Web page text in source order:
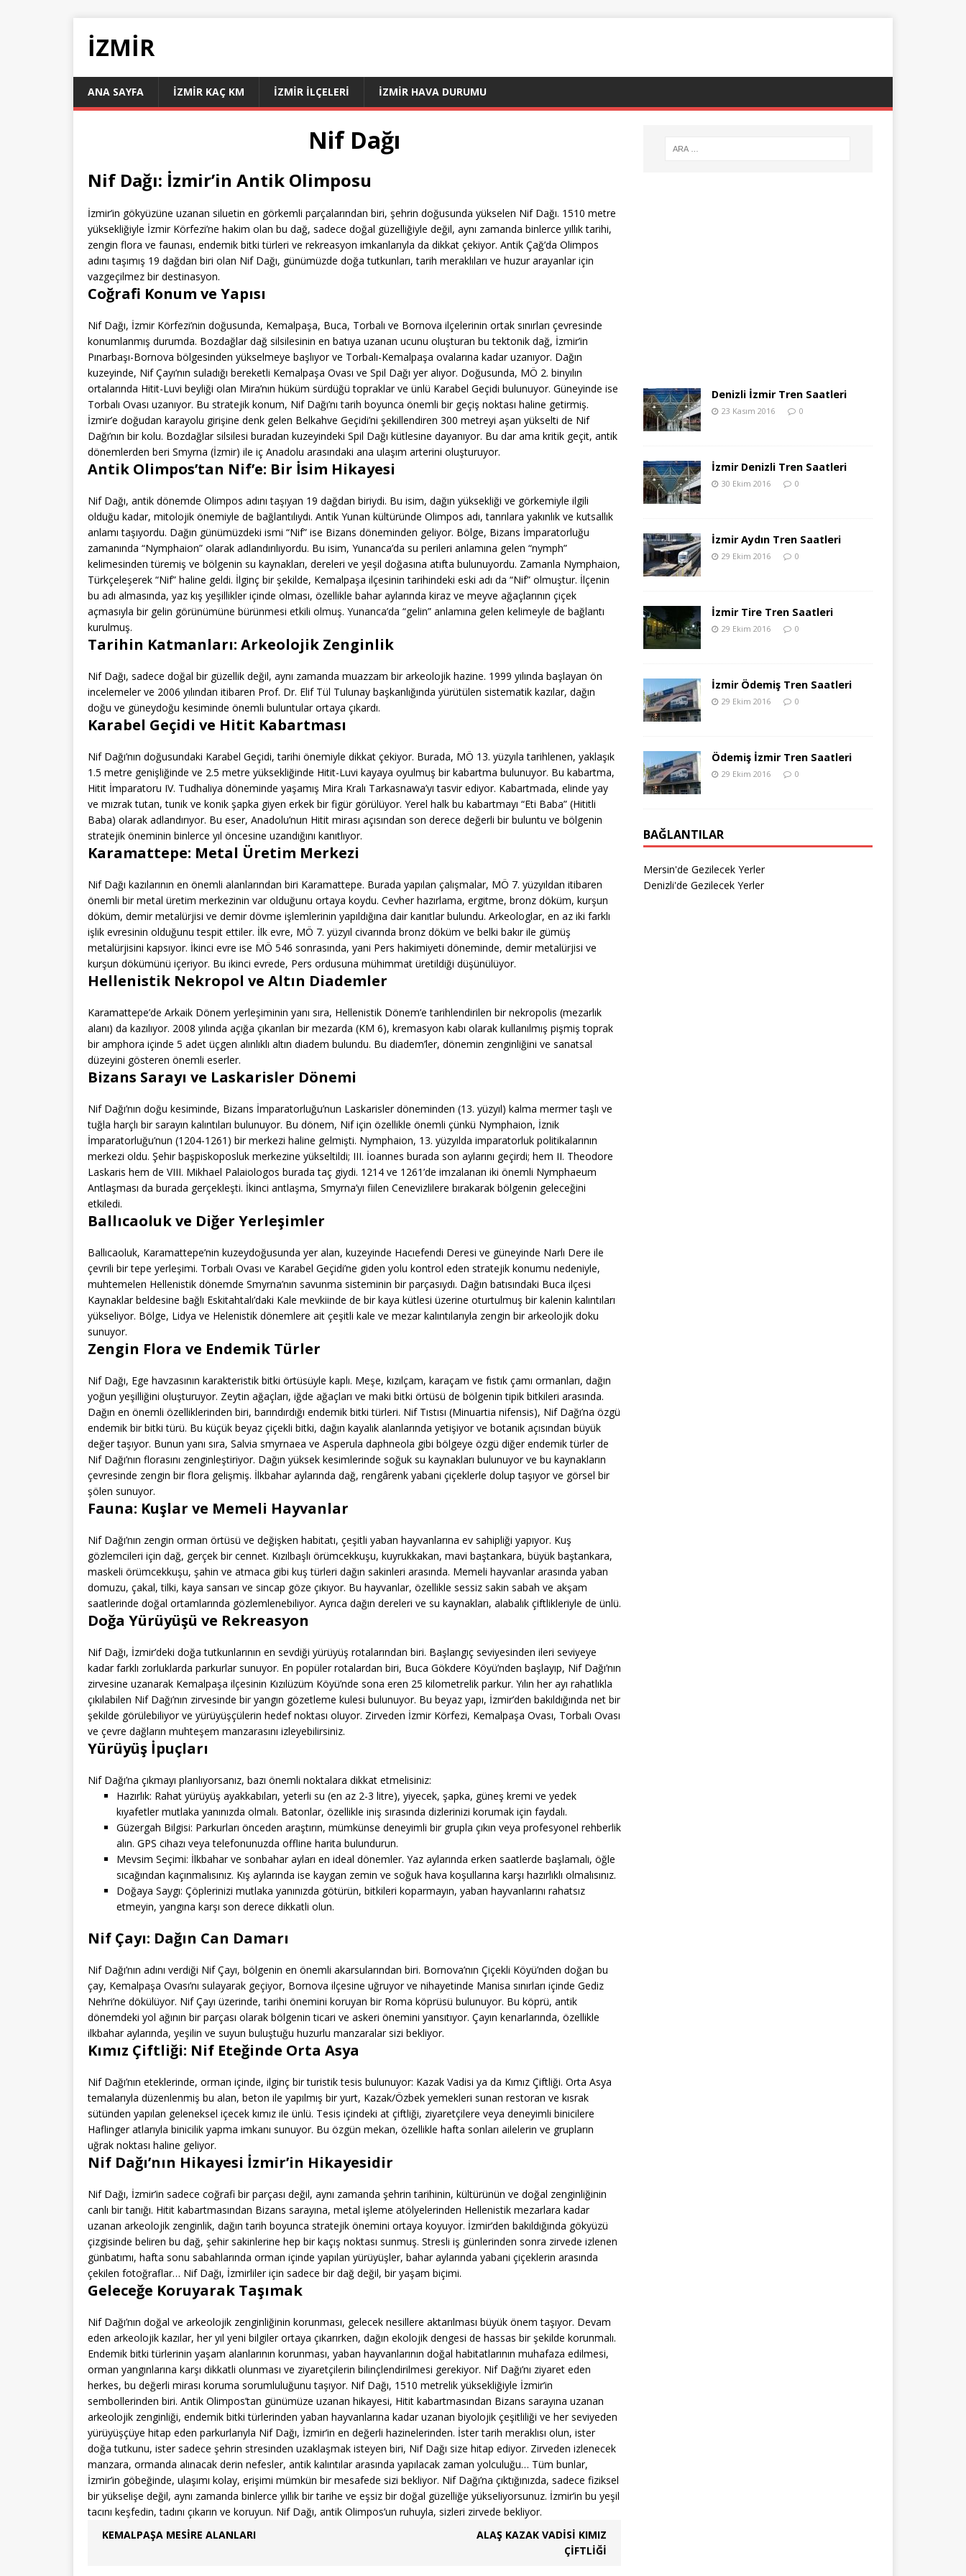
İZMIR
ANA SAYFA İZMIR KAÇ KM İZMIR İLÇELERI İZMIR HAVA DURUMU
Nif Dağı
Nif Dağı: İzmir’in Antik Olimposu
İzmir’in gökyüzüne uzanan siluetin en görkemli parçalarından biri, şehrin doğusunda yükselen Nif Dağı. 1510 metre
yüksekliğiyle İzmir Körfezi’ne hakim olan bu dağ, sadece doğal güzelliğiyle değil, aynı zamanda binlerce yıllık tarihi,
zengin flora ve faunası, endemik bitki türleri ve rekreasyon imkanlarıyla da dikkat çekiyor. Antik Çağ’da Olimpos
adını taşımış 19 dağdan biri olan Nif Dağı, günümüzde doğa tutkunları, tarih meraklıları ve huzur arayanlar için
vazgeçilmez bir destinasyon.
Coğrafi Konum ve Yapısı
Nif Dağı, İzmir Körfezi’nin doğusunda, Kemalpaşa, Buca, Torbalı ve Bornova ilçelerinin ortak sınırları çevresinde
konumlanmış durumda. Bozdağlar dağ silsilesinin en batıya uzanan ucunu oluşturan bu tektonik dağ, İzmir’in
Pınarbaşı-Bornova bölgesinden yükselmeye başlıyor ve Torbalı-Kemalpaşa ovalarına kadar uzanıyor. Dağın
kuzeyinde, Nif Çayı’nın suladığı bereketli Kemalpaşa Ovası ve Spil Dağı yer alıyor. Doğusunda, MÖ 2. binyılın
ortalarında Hitit-Luvi beyliği olan Mira’nın hüküm sürdüğü topraklar ve ünlü Karabel Geçidi bulunuyor. Güneyinde ise
Torbalı Ovası uzanıyor. Bu stratejik konum, Nif Dağı’nı tarih boyunca önemli bir geçiş noktası haline getirmiş.
İzmir’e doğudan karayolu girişine denk gelen Belkahve Geçidi’ni şekillendiren 300 metreyi aşan yükselti de Nif
Dağı’nın bir kolu. Bozdağlar silsilesi buradan kuzeyindeki Spil Dağı kütlesine dayanıyor. Bu dar ama kritik geçit, antik
dönemlerden beri Smyrna (İzmir) ile iç Anadolu arasındaki ana ulaşım arterini oluşturuyor.
Antik Olimpos’tan Nif’e: Bir İsim Hikayesi
Nif Dağı, antik dönemde Olimpos adını taşıyan 19 dağdan biriydi. Bu isim, dağın yüksekliği ve görkemiyle ilgili
olduğu kadar, mitolojik önemiyle de bağlantılıydı. Antik Yunan kültüründe Olimpos adı, tanrılara yakınlık ve kutsallık
anlamı taşıyordu. Dağın günümüzdeki ismi “Nif” ise Bizans döneminden geliyor. Bölge, Bizans İmparatorluğu
zamanında “Nymphaion” olarak adlandırılıyordu. Bu isim, Yunanca’da su perileri anlamına gelen “nymph”
kelimesinden türemiş ve bölgenin su kaynakları, dereleri ve yeşil doğasına atıfta bulunuyordu. Zamanla Nymphaion,
Türkçeleşerek “Nif” haline geldi. İlginç bir şekilde, Kemalpaşa ilçesinin tarihindeki eski adı da “Nif” olmuştur. İlçenin
bu adı almasında, yaz kış yeşillikler içinde olması, özellikle bahar aylarında kiraz ve meyve ağaçlarının çiçek
açmasıyla bir gelin görünümüne bürünmesi etkili olmuş. Yunanca’da “gelin” anlamına gelen kelimeyle de bağlantı
kurulmuş.
Tarihin Katmanları: Arkeolojik Zenginlik
Nif Dağı, sadece doğal bir güzellik değil, aynı zamanda muazzam bir arkeolojik hazine. 1999 yılında başlayan ön
incelemeler ve 2006 yılından itibaren Prof. Dr. Elif Tül Tulunay başkanlığında yürütülen sistematik kazılar, dağın
doğu ve güneydoğu kesiminde önemli buluntular ortaya çıkardı.
Karabel Geçidi ve Hitit Kabartması
Nif Dağı’nın doğusundaki Karabel Geçidi, tarihi önemiyle dikkat çekiyor. Burada, MÖ 13. yüzyıla tarihlenen, yaklaşık
1.5 metre genişliğinde ve 2.5 metre yüksekliğinde Hitit-Luvi kayaya oyulmuş bir kabartma bulunuyor. Bu kabartma,
Hitit İmparatoru IV. Tudhaliya döneminde yaşamış Mira Kralı Tarkasnawa’yı tasvir ediyor. Kabartmada, elinde yay
ve mızrak tutan, tunik ve konik şapka giyen erkek bir figür görülüyor. Yerel halk bu kabartmayı “Eti Baba” (Hititli
Baba) olarak adlandırıyor. Bu eser, Anadolu’nun Hitit mirası açısından son derece değerli bir buluntu ve bölgenin
stratejik öneminin binlerce yıl öncesine uzandığını kanıtlıyor.
Karamattepe: Metal Üretim Merkezi
Nif Dağı kazılarının en önemli alanlarından biri Karamattepe. Burada yapılan çalışmalar, MÖ 7. yüzyıldan itibaren
önemli bir metal üretim merkezinin var olduğunu ortaya koydu. Cevher hazırlama, ergitme, bronz döküm, kurşun
döküm, demir metalürjisi ve demir dövme işlemlerinin yapıldığına dair kanıtlar bulundu. Arkeologlar, en az iki farklı
işlik evresinin olduğunu tespit ettiler. İlk evre, MÖ 7. yüzyıl civarında bronz döküm ve belki bakır ile gümüş
metalürjisini kapsıyor. İkinci evre ise MÖ 546 sonrasında, yani Pers hakimiyeti döneminde, demir metalürjisi ve
kurşun dökümünü içeriyor. Bu ikinci evrede, Pers ordusuna mühimmat üretildiği düşünülüyor.
Hellenistik Nekropol ve Altın Diademler
Karamattepe’de Arkaik Dönem yerleşiminin yanı sıra, Hellenistik Dönem’e tarihlendirilen bir nekropolis (mezarlık
alanı) da kazılıyor. 2008 yılında açığa çıkarılan bir mezarda (KM 6), kremasyon kabı olarak kullanılmış pişmiş toprak
bir amphora içinde 5 adet üçgen alınlıklı altın diadem bulundu. Bu diadem’ler, dönemin zenginliğini ve sanatsal
düzeyini gösteren önemli eserler.
Bizans Sarayı ve Laskarisler Dönemi
Nif Dağı’nın doğu kesiminde, Bizans İmparatorluğu’nun Laskarisler döneminden (13. yüzyıl) kalma mermer taşlı ve
tuğla harçlı bir sarayın kalıntıları bulunuyor. Bu dönem, Nif için özellikle önemli çünkü Nymphaion, İznik
İmparatorluğu’nun (1204-1261) bir merkezi haline gelmişti. Nymphaion, 13. yüzyılda imparatorluk politikalarının
merkezi oldu. Şehir başpiskoposluk merkezine yükseltildi; III. İoannes burada son aylarını geçirdi; hem II. Theodore
Laskaris hem de VIII. Mikhael Palaiologos burada taç giydi. 1214 ve 1261’de imzalanan iki önemli Nymphaeum
Antlaşması da burada gerçekleşti. İkinci antlaşma, Smyrna’yı fiilen Cenevizlilere bırakarak bölgenin geleceğini
etkiledi.
Ballıcaoluk ve Diğer Yerleşimler
Ballıcaoluk, Karamattepe’nin kuzeydoğusunda yer alan, kuzeyinde Hacıefendi Deresi ve güneyinde Narlı Dere ile
çevrili bir tepe yerleşimi. Torbalı Ovası ve Karabel Geçidi’ne giden yolu kontrol eden stratejik konumu nedeniyle,
muhtemelen Hellenistik dönemde Smyrna’nın savunma sisteminin bir parçasıydı. Dağın batısındaki Buca ilçesi
Kaynaklar beldesine bağlı Eskitahtalı’daki Kale mevkiinde de bir kaya kütlesi üzerine oturtulmuş bir kalenin kalıntıları
yükseliyor. Bölge, Lidya ve Helenistik dönemlere ait çeşitli kale ve mezar kalıntılarıyla zengin bir arkeolojik doku
sunuyor.
Zengin Flora ve Endemik Türler
Nif Dağı, Ege havzasının karakteristik bitki örtüsüyle kaplı. Meşe, kızılçam, karaçam ve fıstık çamı ormanları, dağın
yoğun yeşilliğini oluşturuyor. Zeytin ağaçları, iğde ağaçları ve maki bitki örtüsü de bölgenin tipik bitkileri arasında.
Dağın en önemli özelliklerinden biri, barındırdığı endemik bitki türleri. Nif Tıstısı (Minuartia nifensis), Nif Dağı’na özgü
endemik bir bitki türü. Bu küçük beyaz çiçekli bitki, dağın kayalık alanlarında yetişiyor ve botanik açısından büyük
değer taşıyor. Bunun yanı sıra, Salvia smyrnaea ve Asperula daphneola gibi bölgeye özgü diğer endemik türler de
Nif Dağı’nın florasını zenginleştiriyor. Dağın yüksek kesimlerinde soğuk su kaynakları bulunuyor ve bu kaynakların
çevresinde zengin bir flora gelişmiş. İlkbahar aylarında dağ, rengârenk yabani çiçeklerle dolup taşıyor ve görsel bir
şölen sunuyor.
Fauna: Kuşlar ve Memeli Hayvanlar
Nif Dağı’nın zengin orman örtüsü ve değişken habitatı, çeşitli yaban hayvanlarına ev sahipliği yapıyor. Kuş
gözlemcileri için dağ, gerçek bir cennet. Kızılbaşlı örümcekkuşu, kuyrukkakan, mavi baştankara, büyük baştankara,
maskeli örümcekkuşu, şahin ve atmaca gibi kuş türleri dağın sakinleri arasında. Memeli hayvanlar arasında yaban
domuzu, çakal, tilki, kaya sansarı ve sincap göze çıkıyor. Bu hayvanlar, özellikle sessiz sakin sabah ve akşam
saatlerinde doğal ortamlarında gözlemlenebiliyor. Ayrıca dağın dereleri ve su kaynakları, alabalık çiftlikleriyle de ünlü.
Doğa Yürüyüşü ve Rekreasyon
Nif Dağı, İzmir’deki doğa tutkunlarının en sevdiği yürüyüş rotalarından biri. Başlangıç seviyesinden ileri seviyeye
kadar farklı zorluklarda parkurlar sunuyor. En popüler rotalardan biri, Buca Gökdere Köyü’nden başlayıp, Nif Dağı’nın
zirvesine uzanarak Kemalpaşa ilçesinin Kızılüzüm Köyü’nde sona eren 25 kilometrelik parkur. Yılın her ayı rahatlıkla
çıkılabilen Nif Dağı’nın zirvesinde bir yangın gözetleme kulesi bulunuyor. Bu beyaz yapı, İzmir’den bakıldığında net bir
şekilde görülebiliyor ve yürüyüşçülerin hedef noktası oluyor. Zirveden İzmir Körfezi, Kemalpaşa Ovası, Torbalı Ovası
ve çevre dağların muhteşem manzarasını izleyebilirsiniz.
Yürüyüş İpuçları
Nif Dağı’na çıkmayı planlıyorsanız, bazı önemli noktalara dikkat etmelisiniz:
Hazırlık: Rahat yürüyüş ayakkabıları, yeterli su (en az 2-3 litre), yiyecek, şapka, güneş kremi ve yedek
kıyafetler mutlaka yanınızda olmalı. Batonlar, özellikle iniş sırasında dizlerinizi korumak için faydalı.
Güzergah Bilgisi: Parkurları önceden araştırın, mümkünse deneyimli bir grupla çıkın veya profesyonel rehberlik
alın. GPS cihazı veya telefonunuzda offline harita bulundurun.
Mevsim Seçimi: İlkbahar ve sonbahar ayları en ideal dönemler. Yaz aylarında erken saatlerde başlamalı, öğle
sıcağından kaçınmalısınız. Kış aylarında ise kaygan zemin ve soğuk hava koşullarına karşı hazırlıklı olmalısınız.
Doğaya Saygı: Çöplerinizi mutlaka yanınızda götürün, bitkileri koparmayın, yaban hayvanlarını rahatsız
etmeyin, yangına karşı son derece dikkatli olun.
Nif Çayı: Dağın Can Damarı
Nif Dağı’nın adını verdiği Nif Çayı, bölgenin en önemli akarsularından biri. Bornova’nın Çiçekli Köyü’nden doğan bu
çay, Kemalpaşa Ovası’nı sulayarak geçiyor, Bornova ilçesine uğruyor ve nihayetinde Manisa sınırları içinde Gediz
Nehri’ne dökülüyor. Nif Çayı üzerinde, tarihi önemini koruyan bir Roma köprüsü bulunuyor. Bu köprü, antik
dönemdeki yol ağının bir parçası olarak bölgenin ticari ve askeri önemini yansıtıyor. Çayın kenarlarında, özellikle
ilkbahar aylarında, yeşilin ve suyun buluştuğu huzurlu manzaralar sizi bekliyor.
Kımız Çiftliği: Nif Eteğinde Orta Asya
Nif Dağı’nın eteklerinde, orman içinde, ilginç bir turistik tesis bulunuyor: Kazak Vadisi ya da Kımız Çiftliği. Orta Asya
temalarıyla düzenlenmiş bu alan, beton ile yapılmış bir yurt, Kazak/Özbek yemekleri sunan restoran ve kısrak
sütünden yapılan geleneksel içecek kımız ile ünlü. Tesis içindeki at çiftliği, ziyaretçilere veya deneyimli binicilere
Haflinger atlarıyla binicilik yapma imkanı sunuyor. Bu özgün mekan, özellikle hafta sonları ailelerin ve grupların
uğrak noktası haline geliyor.
Nif Dağı’nın Hikayesi İzmir’in Hikayesidir
Nif Dağı, İzmir’in sadece coğrafi bir parçası değil, aynı zamanda şehrin tarihinin, kültürünün ve doğal zenginliğinin
canlı bir tanığı. Hitit kabartmasından Bizans sarayına, metal işleme atölyelerinden Hellenistik mezarlara kadar
uzanan arkeolojik zenginlik, dağın tarih boyunca stratejik önemini ortaya koyuyor. İzmir’den bakıldığında gökyüzü
çizgisinde beliren bu dağ, şehir sakinlerine hep bir kaçış noktası sunmuş. Stresli iş günlerinden sonra zirvede izlenen
günbatımı, hafta sonu sabahlarında orman içinde yapılan yürüyüşler, bahar aylarında yabani çiçeklerin arasında
çekilen fotoğraflar… Nif Dağı, İzmirliler için sadece bir dağ değil, bir yaşam biçimi.
Geleceğe Koruyarak Taşımak
Nif Dağı’nın doğal ve arkeolojik zenginliğinin korunması, gelecek nesillere aktarılması büyük önem taşıyor. Devam
eden arkeolojik kazılar, her yıl yeni bilgiler ortaya çıkarırken, dağın ekolojik dengesi de hassas bir şekilde korunmalı.
Endemik bitki türlerinin yaşam alanlarının korunması, yaban hayvanlarının doğal habitatlarının muhafaza edilmesi,
orman yangınlarına karşı dikkatli olunması ve ziyaretçilerin bilinçlendirilmesi gerekiyor. Nif Dağı’nı ziyaret eden
herkes, bu değerli mirası koruma sorumluluğunu taşıyor. Nif Dağı, 1510 metrelik yüksekliğiyle İzmir’in
sembollerinden biri. Antik Olimpos’tan günümüze uzanan hikayesi, Hitit kabartmasından Bizans sarayına uzanan
arkeolojik zenginliği, endemik bitki türlerinden yaban hayvanlarına kadar uzanan biyolojik çeşitliliği ve her seviyeden
yürüyüşçüye hitap eden parkurlarıyla Nif Dağı, İzmir’in en değerli hazinelerinden. İster tarih meraklısı olun, ister
doğa tutkunu, ister sadece şehrin stresinden uzaklaşmak isteyen biri, Nif Dağı size hitap ediyor. Zirveden izlenecek
manzara, ormanda alınacak derin nefesler, antik kalıntılar arasında yapılacak zaman yolculuğu… Tüm bunlar,
İzmir’in göbeğinde, ulaşımı kolay, erişimi mümkün bir mesafede sizi bekliyor. Nif Dağı’na çıktığınızda, sadece fiziksel
bir yükselişe değil, aynı zamanda binlerce yıllık bir tarihe ve eşsiz bir doğal güzelliğe yükseliyorsunuz. İzmir’in bu yeşil
tacını keşfedin, tadını çıkarın ve koruyun. Nif Dağı, antik Olimpos’un ruhuyla, sizleri zirvede bekliyor.
KEMALPAŞA MESIRE ALANLARI
ALAŞ KAZAK VADISI KIMIZ
ÇIFTLIĞI
Denizli İzmir Tren Saatleri
23 Kasım 2016 0
İzmir Denizli Tren Saatleri
30 Ekim 2016 0
İzmir Aydın Tren Saatleri
29 Ekim 2016 0
İzmir Tire Tren Saatleri
29 Ekim 2016 0
İzmir Ödemiş Tren Saatleri
29 Ekim 2016 0
Ödemiş İzmir Tren Saatleri
29 Ekim 2016 0
BAĞLANTILAR
Mersin'de Gezilecek Yerler
Denizli'de Gezilecek Yerler